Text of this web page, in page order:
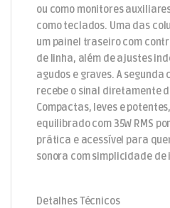
ou como monitores
como teclados. Uma das
um painel traseiro com
de linha, além de ajustes
agudos e graves. A segunda
recebe o sinal diretamente
Compactas, leves e
equilibrado com 35W RMS
prática e acessível para
sonora com simplicidade
Detalhes Técnicos